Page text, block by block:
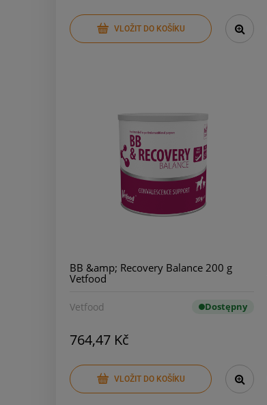
VLOŽIT DO KOŠÍKU
BB &amp; Recovery Balance 200 g
Vetfood
Vetfood Dostępny
764,47 Kč
VLOŽIT DO KOŠÍKU